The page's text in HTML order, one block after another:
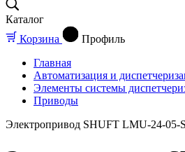
Каталог
Корзина
Профиль
Главная
Автоматизация и
Элементы системы
Приводы
Электропривод SHUFT LMU-24-05-